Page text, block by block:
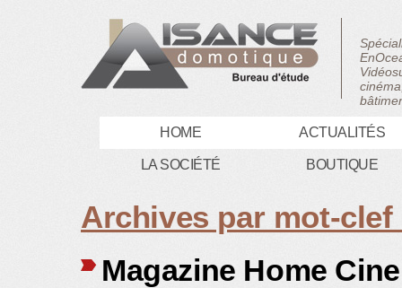
HOME ACTUALITÉS
LA SOCIÉTÉ BOUTIQUE
Archives par mot-
Magazine Home